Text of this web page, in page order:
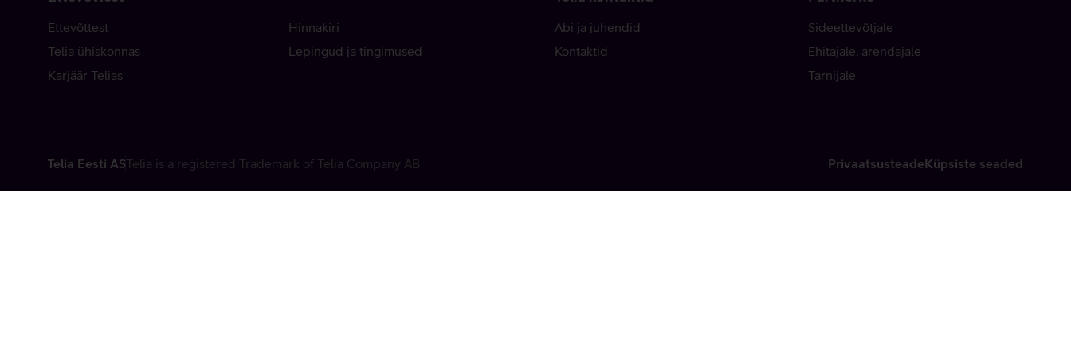
Ettevõttest
Telia ühiskonnas
Karjäär Telias
Hinnakiri
Lepingud ja tingimused
Abi ja juhendid
Kontaktid
Sideettevõtjale
Ehitajale, arendajale
Tarnijale
Telia Eesti ASTelia is a registered Trademark of Telia Company AB PrivaatsusteadeKüpsiste seaded